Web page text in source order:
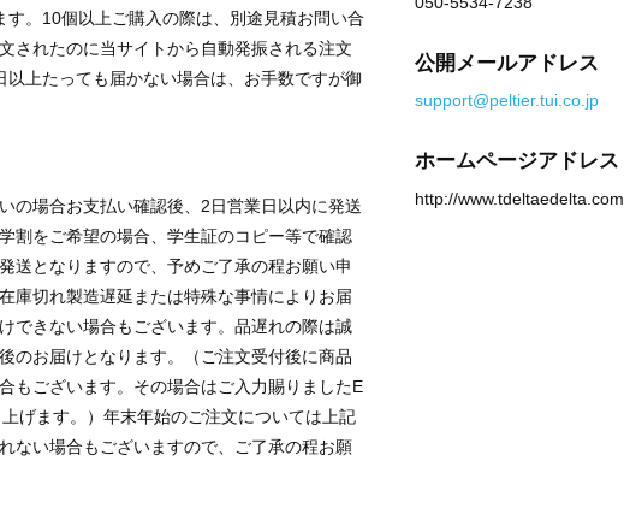
す。10個以上ご購入の際は、別途見積お問い合
されたのに当サイトから自動発振される注文
以上たっても届かない場合は、お手数ですが御
の場合お支払い確認後、2日営業日以内に発送
割をご希望の場合、学生証のコピー等で確認
送となりますので、予めご了承の程お願い申
庫切れ製造遅延または特殊な事情によりお届
できない場合もございます。品遅れの際は誠
のお届けとなります。（ご注文受付後に商品
もございます。その場合はご入力賜りましたE
げます。）年末年始のご注文については上記
ない場合もございますので、ご了承の程お願
公開メールアドレス
support@peltier.tui.co.jp
ホームページアドレス
http://www.tdeltaedelta.com